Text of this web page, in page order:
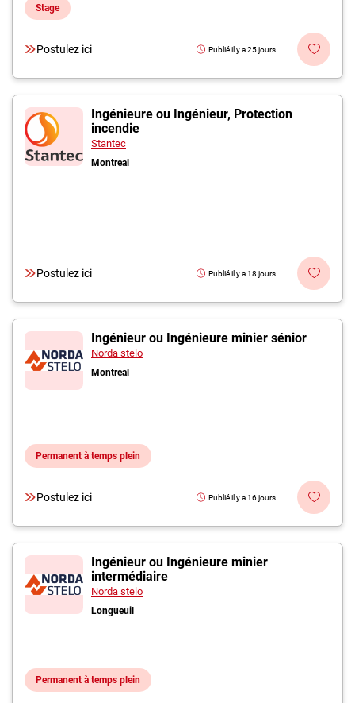
Stage
Postulez ici Publié il y a 25 jours
Ingénieure ou Ingénieur, Protection
incendie
Stantec
Montreal
Postulez ici Publié il y a 18 jours
Ingénieur ou Ingénieure minier sénior
Norda stelo
Montreal
Permanent à temps plein
Postulez ici Publié il y a 16 jours
Ingénieur ou Ingénieure minier
intermédiaire
Norda stelo
Longueuil
Permanent à temps plein